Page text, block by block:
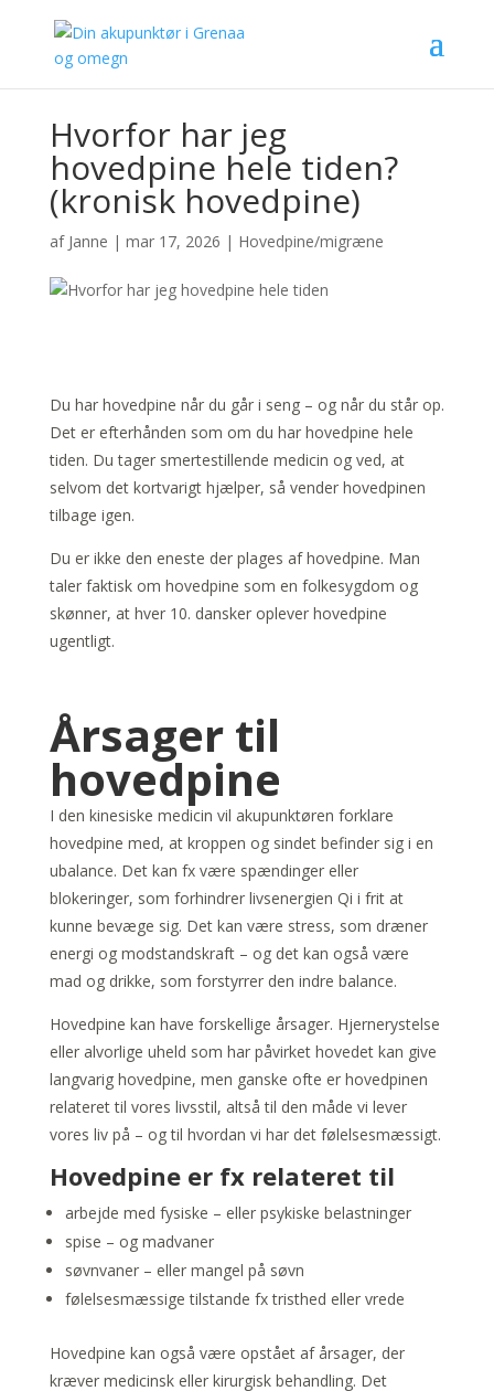
Hvorfor har jeg
hovedpine hele tiden?
(kronisk hovedpine)
af Janne | mar 17, 2026 | Hovedpine/migræne
Du har hovedpine når du går i seng – og når du står op.
Det er efterhånden som om du har hovedpine hele
tiden. Du tager smertestillende medicin og ved, at
selvom det kortvarigt hjælper, så vender hovedpinen
tilbage igen.
Du er ikke den eneste der plages af hovedpine. Man
taler faktisk om hovedpine som en folkesygdom og
skønner, at hver 10. dansker oplever hovedpine
ugentligt.
Årsager til
hovedpine
I den kinesiske medicin vil akupunktøren forklare
hovedpine med, at kroppen og sindet befinder sig i en
ubalance. Det kan fx være spændinger eller
blokeringer, som forhindrer livsenergien Qi i frit at
kunne bevæge sig. Det kan være stress, som dræner
energi og modstandskraft – og det kan også være
mad og drikke, som forstyrrer den indre balance.
Hovedpine kan have forskellige årsager. Hjernerystelse
eller alvorlige uheld som har påvirket hovedet kan give
langvarig hovedpine, men ganske ofte er hovedpinen
relateret til vores livsstil, altså til den måde vi lever
vores liv på – og til hvordan vi har det følelsesmæssigt.
Hovedpine er fx relateret til
arbejde med fysiske – eller psykiske belastninger
spise – og madvaner
søvnvaner – eller mangel på søvn
følelsesmæssige tilstande fx tristhed eller vrede
Hovedpine kan også være opstået af årsager, der
kræver medicinsk eller kirurgisk behandling. Det